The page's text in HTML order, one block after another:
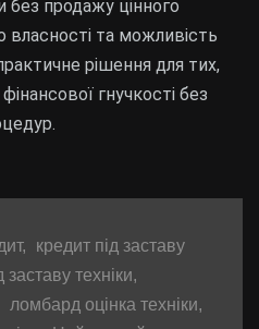
без продажу цінного
власності та можливість
рішення для тих,
гнучкості без
,
кредит під заставу
заставу техніки,
ломбард оцінка техніки,